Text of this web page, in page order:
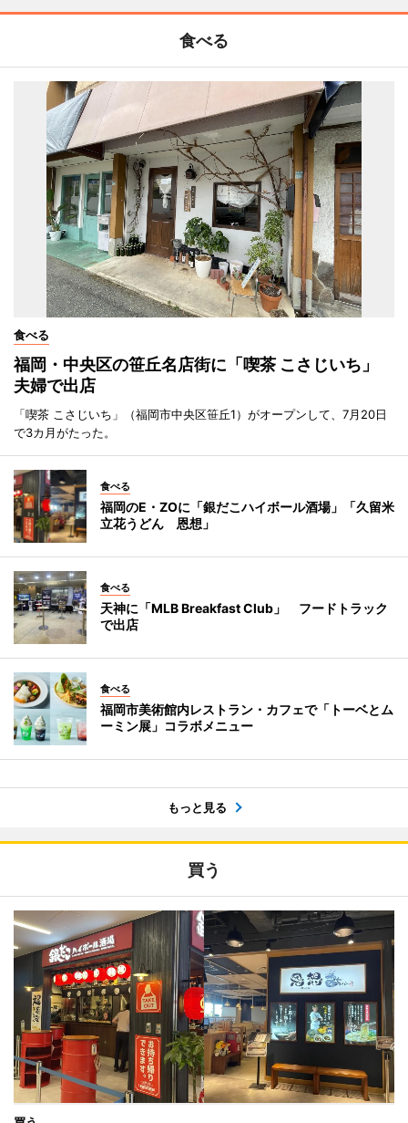
食べる
食べる
福岡・中央区の笹丘名店街に「喫茶 こさじいち」
夫婦で出店
「喫茶 こさじいち」（福岡市中央区笹丘1）がオープンして、7月20日
で3カ月がたった。
食べる
福岡のE・ZOに「銀だこハイボール酒場」「久留米
立花うどん 恩想」
食べる
天神に「MLB Breakfast Club」 フードトラック
で出店
食べる
福岡市美術館内レストラン・カフェで「トーベとム
ーミン展」コラボメニュー
もっと見る
買う